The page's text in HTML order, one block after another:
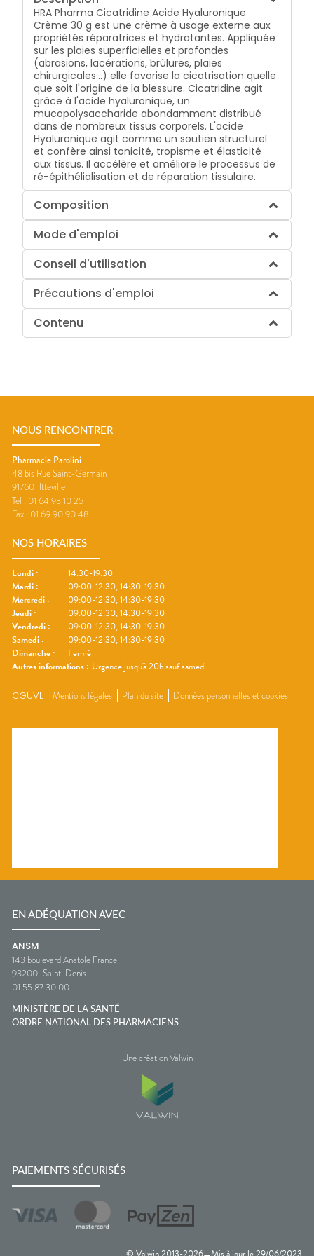
HRA Pharma Cicatridine Acide Hyaluronique
Crème 30 g est une crème à usage externe aux
propriétés réparatrices et hydratantes. Appliquée
sur les plaies superficielles et profondes
(abrasions, lacérations, brûlures, plaies
chirurgicales...) elle favorise la cicatrisation quelle
que soit l'origine de la blessure. Cicatridine agit
grâce à l'acide hyaluronique, un
mucopolysaccharide abondamment distribué
dans de nombreux tissus corporels. L'acide
Hyaluronique agit comme un soutien structurel
et confère ainsi tonicité, tropisme et élasticité
aux tissus. Il accélère et améliore le processus de
ré-épithélialisation et de réparation tissulaire.
Composition
Mode d'emploi
Conseil d'utilisation
Précautions d'emploi
Contenu
NOUS RENCONTRER
Pharmacie Parolini
48 bis Rue Saint-Germain
91760 Itteville
Tel : 01 64 93 10 25
Fax : 01 69 90 90 48
NOS HORAIRES
Lundi :
14:30-19:30
Mardi :
09:00-12:30, 14:30-19:30
Mercredi :
09:00-12:30, 14:30-19:30
Jeudi :
09:00-12:30, 14:30-19:30
Vendredi :
09:00-12:30, 14:30-19:30
Samedi :
09:00-12:30, 14:30-19:30
Dimanche :
Fermé
Autres informations : Urgence jusqu'à 20h sauf samedi
CGUVL Mentions légales Plan du site Données personnelles et cookies
EN ADÉQUATION AVEC
ANSM
143 boulevard Anatole France
93200 Saint-Denis
01 55 87 30 00
MINISTÈRE DE LA SANTÉ
ORDRE NATIONAL DES PHARMACIENS
Une création Valwin
PAIEMENTS SÉCURISÉS